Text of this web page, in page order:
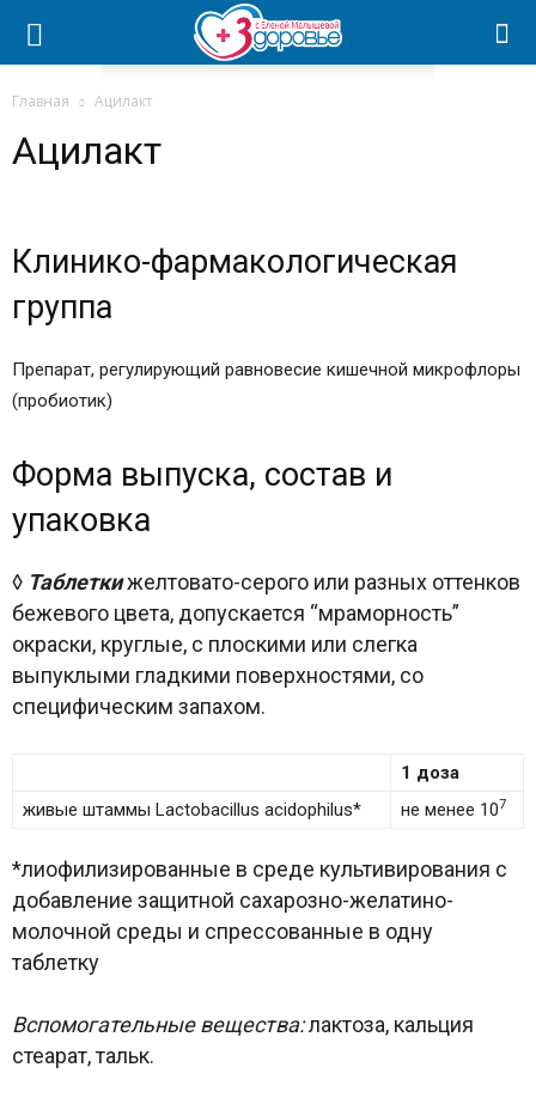
Главная Ацилакт
Ацилакт
Клинико-фармакологическая
группа
Препарат, регулирующий равновесие кишечной микрофлоры
(пробиотик)
Форма выпуска, состав и
упаковка
◊ Таблеткижелтовато-серого или разных оттенков
бежевого цвета, допускается “мраморность”
окраски, круглые, с плоскими или слегка
выпуклыми гладкими поверхностями, со
специфическим запахом.
1 доза
живые штаммы Lactobacillus acidophilus*
не менее 107
*лиофилизированные в среде культивирования с
добавление защитной сахарозно-желатино-
молочной среды и спрессованные в одну
таблетку
Вспомогательные вещества:лактоза, кальция
стеарат, тальк.